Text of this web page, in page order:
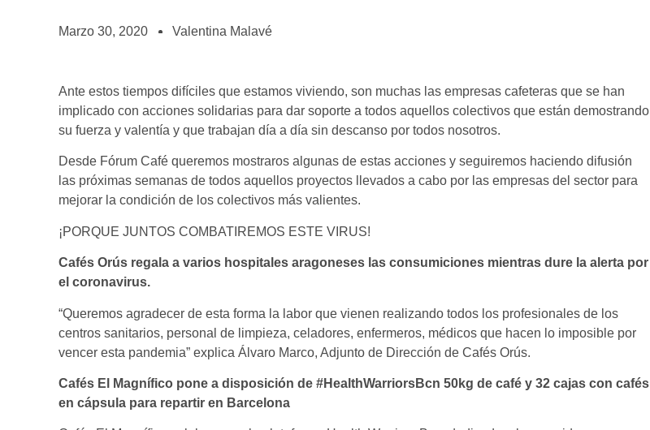
¡te imaginas vivir de tu pasión por el café?
Marzo 30, 2020 Valentina Malavé
Ante estos tiempos difíciles que estamos viviendo, son muchas las empresas cafeteras que se han
implicado con acciones solidarias para dar soporte a todos aquellos colectivos que están demostrando
su fuerza y valentía y que trabajan día a día sin descanso por todos nosotros.
Desde Fórum Café queremos mostraros algunas de estas acciones y seguiremos haciendo difusión
las próximas semanas de todos aquellos proyectos llevados a cabo por las empresas del sector para
mejorar la condición de los colectivos más valientes.
¡PORQUE JUNTOS COMBATIREMOS ESTE VIRUS!
Cafés Orús regala a varios hospitales aragoneses las consumiciones mientras dure la alerta por
el coronavirus.
“Queremos agradecer de esta forma la labor que vienen realizando todos los profesionales de los
centros sanitarios, personal de limpieza, celadores, enfermeros, médicos que hacen lo imposible por
vencer esta pandemia” explica Álvaro Marco, Adjunto de Dirección de Cafés Orús.
Cafés El Magnífico pone a disposición de #HealthWarriorsBcn 50kg de café y 32 cajas con cafés
en cápsula para repartir en Barcelona​